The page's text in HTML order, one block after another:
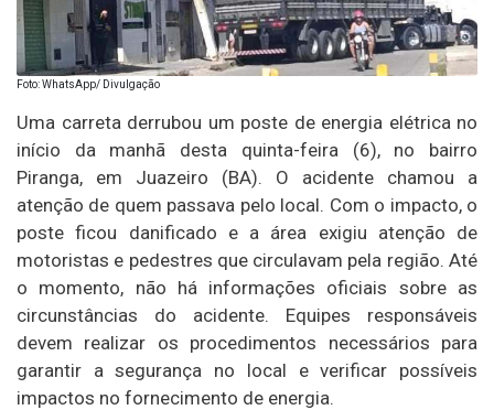
Foto: WhatsApp/ Divulgação
Uma carreta derrubou um poste de energia elétrica no
início da manhã desta quinta-feira (6), no bairro
Piranga, em Juazeiro (BA). O acidente chamou a
atenção de quem passava pelo local. Com o impacto, o
poste ficou danificado e a área exigiu atenção de
motoristas e pedestres que circulavam pela região. Até
o momento, não há informações oficiais sobre as
circunstâncias do acidente. Equipes responsáveis
devem realizar os procedimentos necessários para
garantir a segurança no local e verificar possíveis
impactos no fornecimento de energia.